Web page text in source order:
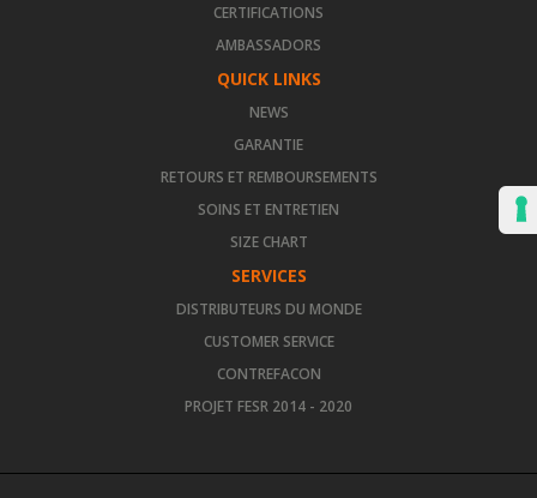
CERTIFICATIONS
AMBASSADORS
QUICK LINKS
NEWS
GARANTIE
RETOURS ET REMBOURSEMENTS
SOINS ET ENTRETIEN
SIZE CHART
SERVICES
DISTRIBUTEURS DU MONDE
CUSTOMER SERVICE
CONTREFACON
PROJET FESR 2014 - 2020